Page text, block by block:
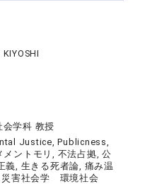
会学科 教授
Justice, Publicness,
メントモリ, 不法占拠, 公
義, 生きる死者論, 痛み温
災害社会学 環境社会